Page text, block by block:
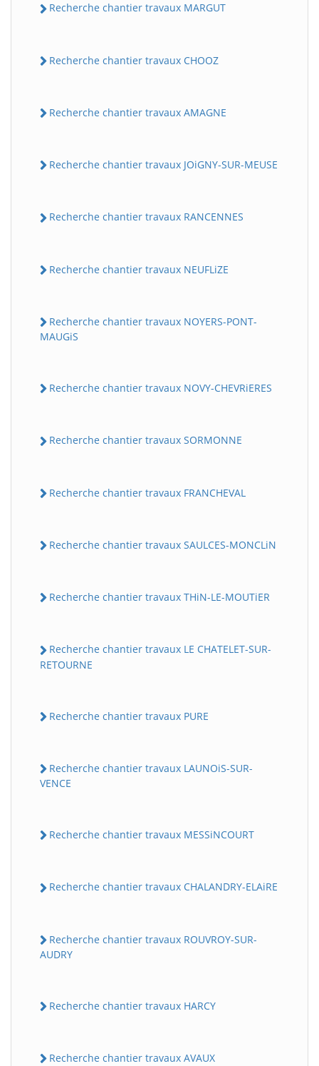
Recherche chantier travaux MARGUT
Recherche chantier travaux CHOOZ
Recherche chantier travaux AMAGNE
Recherche chantier travaux JOiGNY-SUR-MEUSE
Recherche chantier travaux RANCENNES
Recherche chantier travaux NEUFLiZE
Recherche chantier travaux NOYERS-PONT-
MAUGiS
Recherche chantier travaux NOVY-CHEVRiERES
Recherche chantier travaux SORMONNE
Recherche chantier travaux FRANCHEVAL
Recherche chantier travaux SAULCES-MONCLiN
Recherche chantier travaux THiN-LE-MOUTiER
Recherche chantier travaux LE CHATELET-SUR-
RETOURNE
Recherche chantier travaux PURE
Recherche chantier travaux LAUNOiS-SUR-
VENCE
Recherche chantier travaux MESSiNCOURT
Recherche chantier travaux CHALANDRY-ELAiRE
Recherche chantier travaux ROUVROY-SUR-
AUDRY
Recherche chantier travaux HARCY
Recherche chantier travaux AVAUX